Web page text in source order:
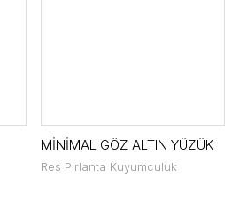
MİNİMAL GÖZ ALTIN YÜZÜK
Res Pırlanta Kuyumculuk